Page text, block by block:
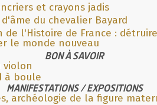
et crayons jadis
du chevalier Bayard
de l'Histoire de France :
le monde nouveau
BON À SAVOIR
violon
à boule
MANIFESTATIONS / EXPOSITIONS
archéologie de la figure